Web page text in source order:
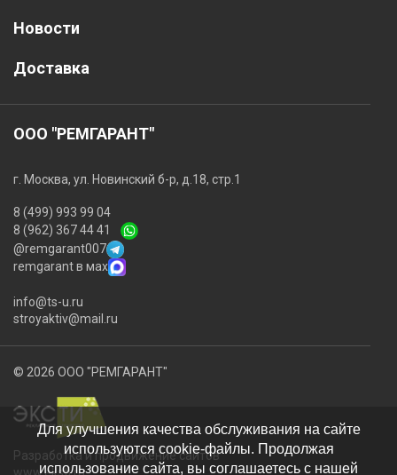
Новости
Доставка
ООО "РЕМГАРАНТ"
г. Москва, ул. Новинский б-р, д.18, стр.1
8 (499) 993 99 04
8 (962) 367 44 41
@remgarant007
remgarant в мах
info@ts-u.ru
stroyaktiv@mail.ru
© 2026 ООО "РЕМГАРАНТ"
Разработка и продвижение сайтов
Для улучшения качества обслуживания на сайте
используются cookie-файлы. Продолжая
использование сайта, вы соглашаетесь с нашей